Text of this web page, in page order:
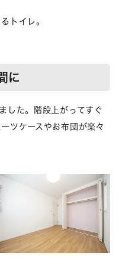
トイレ。
に
した。階段上がってすぐ
ツケースやお布団が楽々